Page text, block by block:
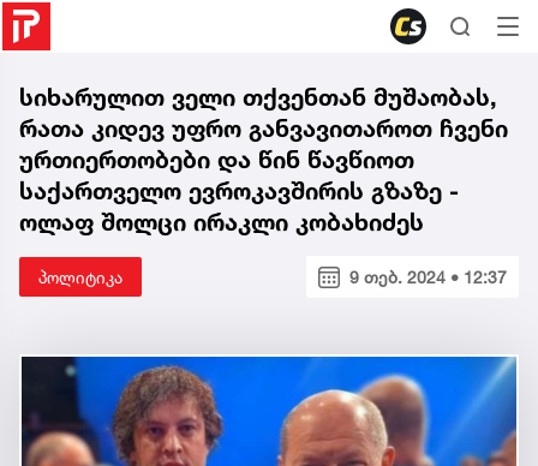
სიხარულით ველი თქვენთან მუშაობას,
რათა კიდევ უფრო განვავითაროთ ჩვენი
ურთიერთობები და წინ წავწიოთ
საქართველო ევროკავშირის გზაზე -
ოლაფ შოლცი ირაკლი კობახიძეს
პოლიტიკა 9 თებ. 2024 • 12:37